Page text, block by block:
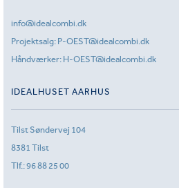
info@idealcombi.dk
Projektsalg: P-OEST@idealcombi.dk
Håndværker: H-OEST@idealcombi.dk
IDEALHUSET AARHUS
Tilst Søndervej 104
8381 Tilst
Tlf.:96 88 25 00